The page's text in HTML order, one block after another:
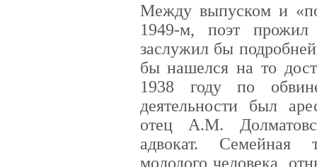
Между выпуском и
1949-м, поэт
заслужил бы
бы нашелся на то
1938 году по
деятельности был
отец А.М.
адвокат. Семейная
молодого человека,